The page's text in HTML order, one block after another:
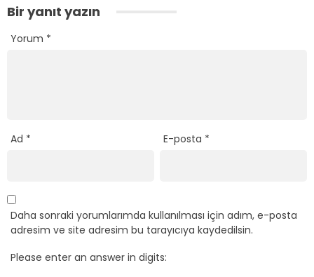
Bir yanıt yazın
Yorum *
Ad * E-posta *
Daha sonraki yorumlarımda kullanılması için adım, e-posta
adresim ve site adresim bu tarayıcıya kaydedilsin.
Please enter an answer in digits: